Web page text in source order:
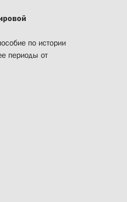
по истории
периоды от